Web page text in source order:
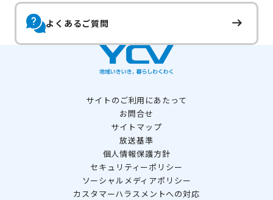
よくあるご質問
サイトのご利用にあたって
お問合せ
サイトマップ
放送基準
個人情報保護方針
セキュリティーポリシー
ソーシャルメディアポリシー
カスタマーハラスメントへの対応